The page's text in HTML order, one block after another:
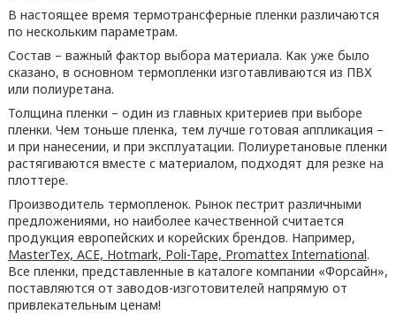
В настоящее время термотрансферные пленки различаются
по нескольким параметрам.
Состав – важный фактор выбора материала. Как уже было
сказано, в основном термопленки изготавливаются из ПВХ
или полиуретана.
Толщина пленки – один из главных критериев при выборе
пленки. Чем тоньше пленка, тем лучше готовая аппликация –
и при нанесении, и при эксплуатации. Полиуретановые пленки
растягиваются вместе с материалом, подходят для резке на
плоттере.
Производитель термопленок. Рынок пестрит различными
предложениями, но наиболее качественной считается
продукция европейских и корейских брендов. Например,
MasterTex, ACE, Hotmark, Poli-Tape, Promattex International.
Все пленки, представленные в каталоге компании «Форсайн»,
поставляются от заводов-изготовителей напрямую от
привлекательным ценам!